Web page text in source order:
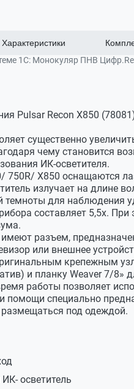
Характеристики
1С: Монокуляр ПНВ
Pulsar Recon X850
существенно
чему становится
ИК-осветителя.
X850 оснащаются
излучает на длине
темноты для наблюдения
составляет 5,5х.
разъем,
или внешнее
крепежным
и планку Weaver 7/8»
работы позволяет
помощи специально
под одеждой.
осветитель
дптр
Recon X850
линз